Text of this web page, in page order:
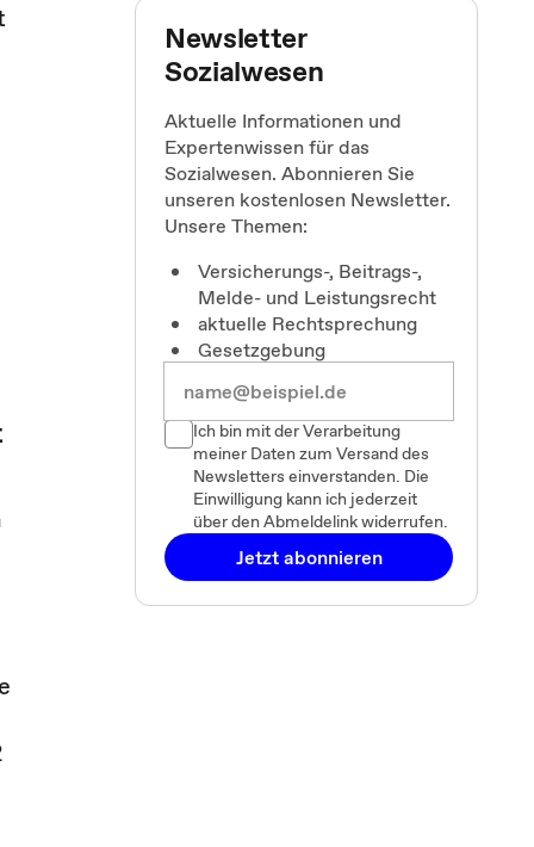
Newsletter
Sozialwesen
Aktuelle Informationen und
Expertenwissen für das
Sozialwesen. Abonnieren Sie
unseren kostenlosen Newsletter.
Unsere Themen:
Versicherungs-, Beitrags-,
Melde- und Leistungsrecht
aktuelle Rechtsprechung
Gesetzgebung
Ich bin mit der Verarbeitung
meiner Daten zum Versand des
Newsletters einverstanden. Die
Einwilligung kann ich jederzeit
über den Abmeldelink widerrufen.
Jetzt abonnieren